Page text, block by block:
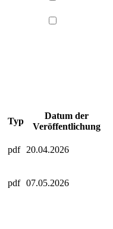
Typ
Datum der
Veröffentlichung
pdf 20.04.2026
pdf 07.05.2026